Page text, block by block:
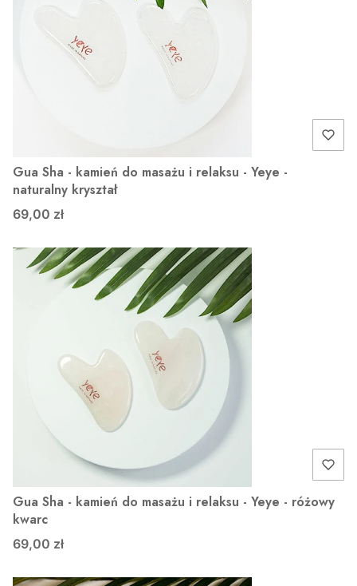
Gua Sha - kamień do masażu i relaksu - Yeye -
naturalny kryształ
69,00 zł
Gua Sha - kamień do masażu i relaksu - Yeye - różowy
kwarc
69,00 zł